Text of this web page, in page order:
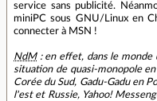
service sans publicité.
miniPC sous GNU/Linux en
connecter à MSN !
NdM: en effet, dans le monde
situation de quasi-monopole
Corée du Sud, Gadu-Gadu en
l'est et Russie, Yahoo!